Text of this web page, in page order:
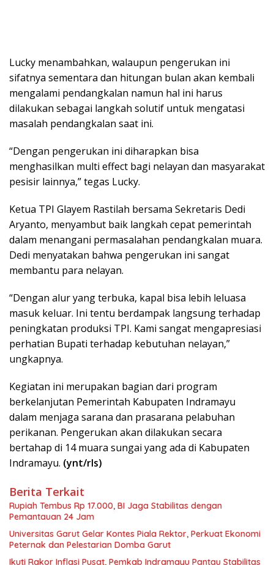
Lucky menambahkan, walaupun pengerukan ini
sifatnya sementara dan hitungan bulan akan kembali
mengalami pendangkalan namun hal ini harus
dilakukan sebagai langkah solutif untuk mengatasi
masalah pendangkalan saat ini.
“Dengan pengerukan ini diharapkan bisa
menghasilkan multi effect bagi nelayan dan masyarakat
pesisir lainnya,” tegas Lucky.
Ketua TPI Glayem Rastilah bersama Sekretaris Dedi
Aryanto, menyambut baik langkah cepat pemerintah
dalam menangani permasalahan pendangkalan muara.
Dedi menyatakan bahwa pengerukan ini sangat
membantu para nelayan.
“Dengan alur yang terbuka, kapal bisa lebih leluasa
masuk keluar. Ini tentu berdampak langsung terhadap
peningkatan produksi TPI. Kami sangat mengapresiasi
perhatian Bupati terhadap kebutuhan nelayan,”
ungkapnya.
Kegiatan ini merupakan bagian dari program
berkelanjutan Pemerintah Kabupaten Indramayu
dalam menjaga sarana dan prasarana pelabuhan
perikanan. Pengerukan akan dilakukan secara
bertahap di 14 muara sungai yang ada di Kabupaten
Indramayu. (ynt/rls)
Berita Terkait
Rupiah Tembus Rp 17.000, BI Jaga Stabilitas dengan
Pemantauan 24 Jam
Universitas Garut Gelar Kontes Piala Rektor, Perkuat Ekonomi
Peternak dan Pelestarian Domba Garut
Ikuti Rakor Inflasi Pusat, Pemkab Indramayu Pantau Stabilitas